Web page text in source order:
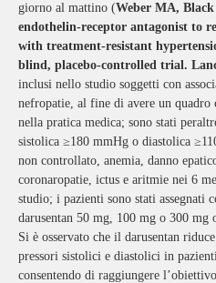
giorno al mattino (Weber MA,
endothelin-receptor antagonist to
with treatment-resistant
blind, placebo-controlled trial.
inclusi nello studio soggetti con
nefropatie, al fine di avere un quadro
nella pratica medica; sono stati
sistolica ≥180 mmHg o diastolica
non controllato, anemia, danno
coronaropatie, ictus e aritmie nei 6
studio; i pazienti sono stati assegnati
darusentan 50 mg, 100 mg o 300 mg
Si è osservato che il darusentan
pressori sistolici e diastolici in
consentendo di raggiungere